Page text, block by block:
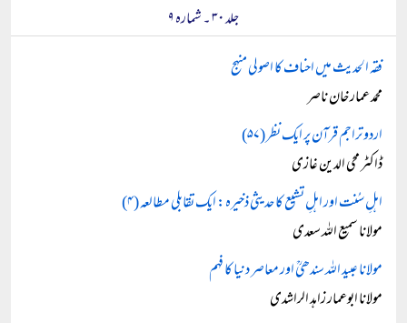
جلد ۳۰ ۔ شمارہ ۹
فقہ الحدیث میں احناف کا اصولی منہج
محمد عمار خان ناصر
اردو تراجم قرآن پر ایک نظر (۵۷)
ڈاکٹر محی الدین غازی
اہلِ سُنت اور اہلِ تشیع کا حدیثی ذخیرہ: ایک تقابلی مطالعہ (۴)
مولانا سمیع اللہ سعدی
مولانا عبید اللہ سندھیؒ اور معاصر دنیا کا فہم
مولانا ابوعمار زاہد الراشدی